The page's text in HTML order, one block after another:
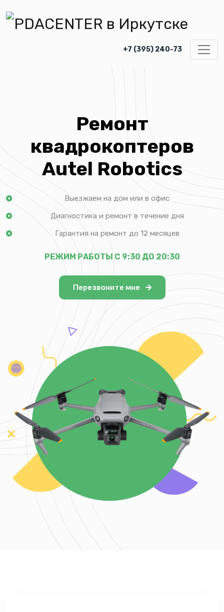
+7 (395) 240-73
Ремонт
квадрокоптеров
Autel Robotics
Выезжаем на дом или в офис
Диагностика и ремонт в течение дня
Гарантия на ремонт до 12 месяцев
РЕЖИМ РАБОТЫ С 9:30 ДО 20:30
Перезвоните мне